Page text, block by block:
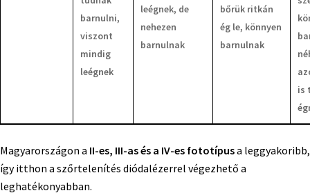
barnulni,
viszont
mindig
leégnek
leégnek, de
nehezen
barnulnak
bőrük ritkán
ég le, könnyen
barnulnak
is
Magyarországon a II-es, III-as és a IV-es fototípusa leggyakoribb,
így itthon a szőrtelenítés diódalézerrel végezhető a
leghatékonyabban.